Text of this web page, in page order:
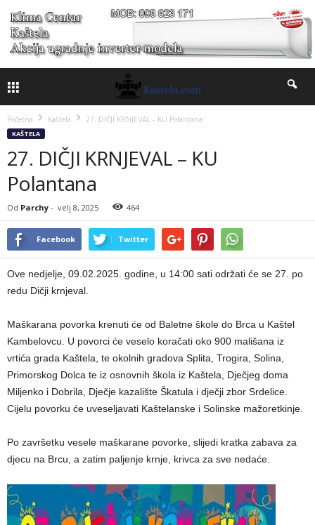
Početna Kaštela 27. DIČJI KRNJEVAL – KU Polantana
KAŠTELA
27. DIČJI KRNJEVAL – KU
Polantana
Od Parchy - velj 8, 2025 464
Facebook Twitter
Ove nedjelje, 09.02.2025. godine, u 14:00 sati održati će se 27. po
redu Dičji krnjeval.
Maškarana povorka krenuti će od Baletne škole do Brca u Kaštel
Kambelovcu. U povorci će veselo koračati oko 900 mališana iz
vrtića grada Kaštela, te okolnih gradova Splita, Trogira, Solina,
Primorskog Dolca te iz osnovnih škola iz Kaštela, Dječjeg doma
Miljenko i Dobrila, Dječje kazalište Škatula i dječji zbor Srdelice.
Cijelu povorku će uveseljavati Kaštelanske i Solinske mažoretkinje.
Po završetku vesele maškarane povorke, slijedi kratka zabava za
djecu na Brcu, a zatim paljenje krnje, krivca za sve nedaće.